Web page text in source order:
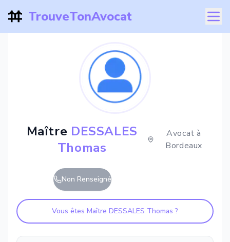
TrouveTonAvocat
Maître DESSALES
Thomas
Avocat à
Bordeaux
Non Renseigné
Vous êtes Maître DESSALES Thomas ?